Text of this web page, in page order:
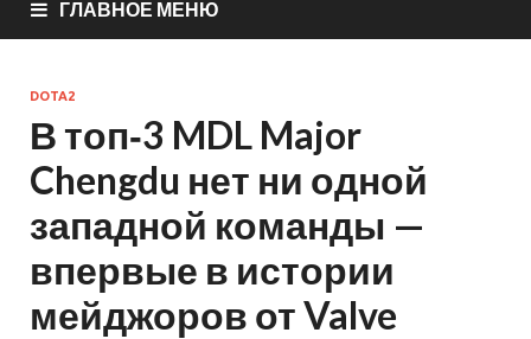
ГЛАВНОЕ МЕНЮ
DOTA2
В топ‑3 MDL Major
Chengdu нет ни одной
западной команды —
впервые в истории
мейджоров от Valve